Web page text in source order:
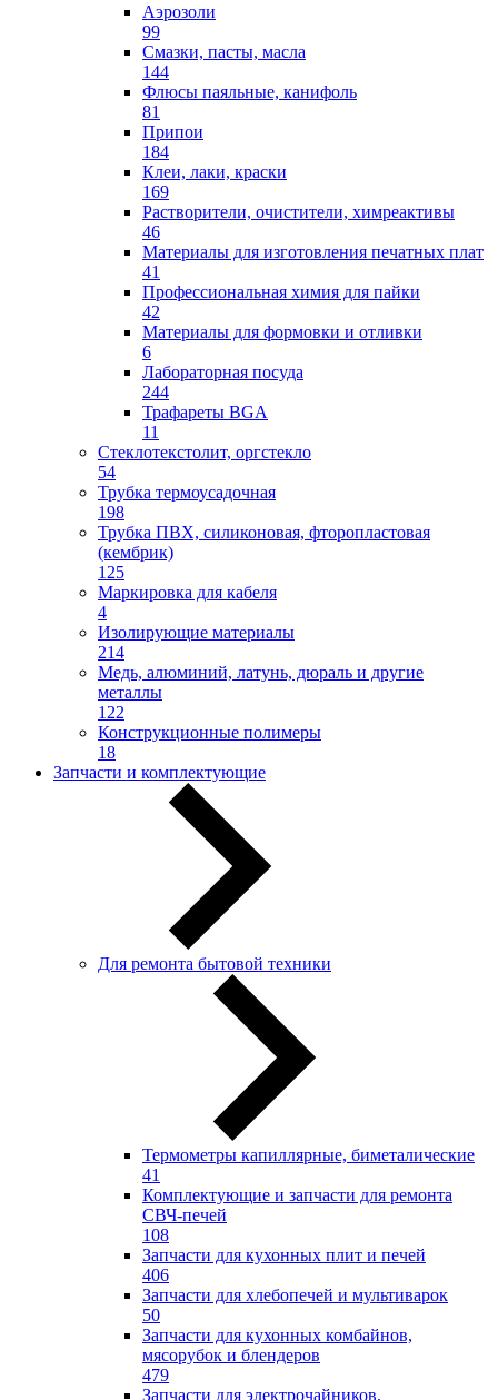
Аэрозоли
99
Смазки, пасты, масла
144
Флюсы паяльные, канифоль
81
Припои
184
Клеи, лаки, краски
169
Растворители, очистители, химреактивы
46
Материалы для изготовления печатных плат
41
Профессиональная химия для пайки
42
Материалы для формовки и отливки
6
Лабораторная посуда
244
Трафареты BGA
11
Стеклотекстолит, оргстекло
54
Трубка термоусадочная
198
Трубка ПВХ, силиконовая, фторопластовая
(кембрик)
125
Маркировка для кабеля
4
Изолирующие материалы
214
Медь, алюминий, латунь, дюраль и другие
металлы
122
Конструкционные полимеры
18
Запчасти и комплектующие
Для ремонта бытовой техники
Термометры капиллярные, биметалические
41
Комплектующие и запчасти для ремонта
СВЧ-печей
108
Запчасти для кухонных плит и печей
406
Запчасти для хлебопечей и мультиварок
50
Запчасти для кухонных комбайнов,
мясорубок и блендеров
479
Запчасти для электрочайников,